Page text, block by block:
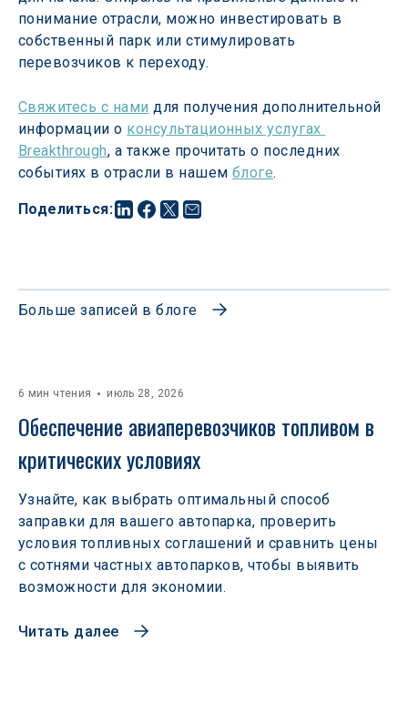
Поделиться:
понимание отрасли, можно инвестировать в
собственный парк или стимулировать
перевозчиков к переходу.
Свяжитесь с нами для получения дополнительной
информации о консультационных услугах
Breakthrough, а также прочитать о последних
событиях в отрасли в нашем блоге.
Больше записей в блоге
6 мин чтения июль 28, 2026
Обеспечение авиаперевозчиков топливом в
критических условиях
Узнайте, как выбрать оптимальный способ
заправки для вашего автопарка, проверить
условия топливных соглашений и сравнить цены
с сотнями частных автопарков, чтобы выявить
возможности для экономии.
Читать далее